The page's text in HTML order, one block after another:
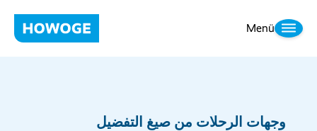
Menü
وجهات الرحلات من صيغ التفضيل